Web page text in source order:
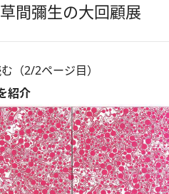
間彌生の大回顧展
（2/2ページ目）
紹介